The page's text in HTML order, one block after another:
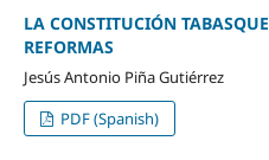
LA CONSTITUCIÓN
REFORMAS
Jesús Antonio Piña Gutiérrez
PDF (Spanish)